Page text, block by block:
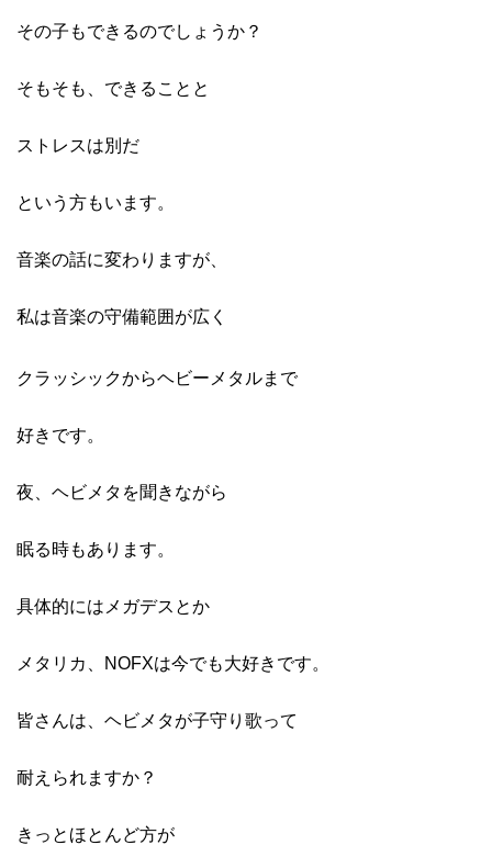
その子もできるのでしょうか？
そもそも、できることと
ストレスは別だ
という方もいます。
音楽の話に変わりますが、
私は音楽の守備範囲が広く
クラッシックからヘビーメタルまで
好きです。
夜、ヘビメタを聞きながら
眠る時もあります。
具体的にはメガデスとか
メタリカ、NOFXは今でも大好きです。
皆さんは、ヘビメタが子守り歌って
耐えられますか？
きっとほとんど方が